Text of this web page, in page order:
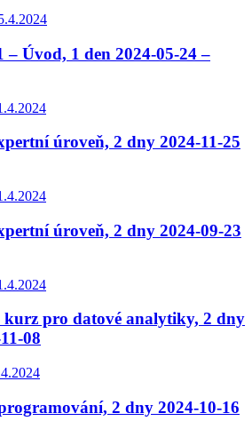
Úvod, 1 den 2024-05-24 –
úroveň, 2 dny 2024-11-25
úroveň, 2 dny 2024-09-23
kurz pro datové analytiky, 2 dny
08
2 dny 2024-10-16